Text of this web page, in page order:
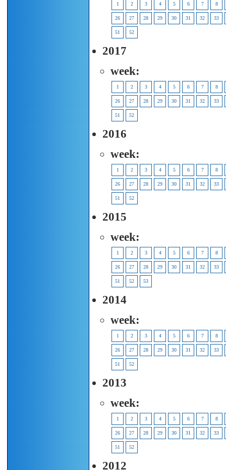
1 2 3 4 5 6 7 8
26 27 28 29 30 31 32 33
51 52
2017
week:
1 2 3 4 5 6 7 8
26 27 28 29 30 31 32 33
51 52
2016
week:
1 2 3 4 5 6 7 8
26 27 28 29 30 31 32 33
51 52
2015
week:
1 2 3 4 5 6 7 8
26 27 28 29 30 31 32 33
51 52 53
2014
week:
1 2 3 4 5 6 7 8
26 27 28 29 30 31 32 33
51 52
2013
week:
1 2 3 4 5 6 7 8
26 27 28 29 30 31 32 33
51 52
2012